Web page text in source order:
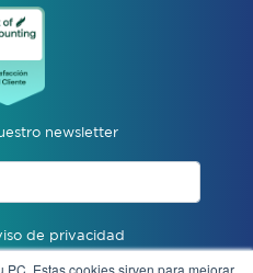
Estas cookies sirven para mejorar
newsletter
de privacidad